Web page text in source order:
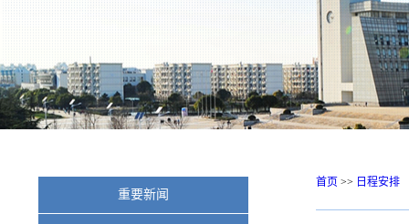
重要新闻
首页 >> 日程安排